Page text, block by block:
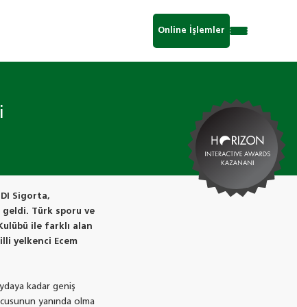
Online İşlemler
Sigorta,
geldi. Türk sporu ve
ile farklı alan
yelkenci Ecem
kadar geniş
yanında olma